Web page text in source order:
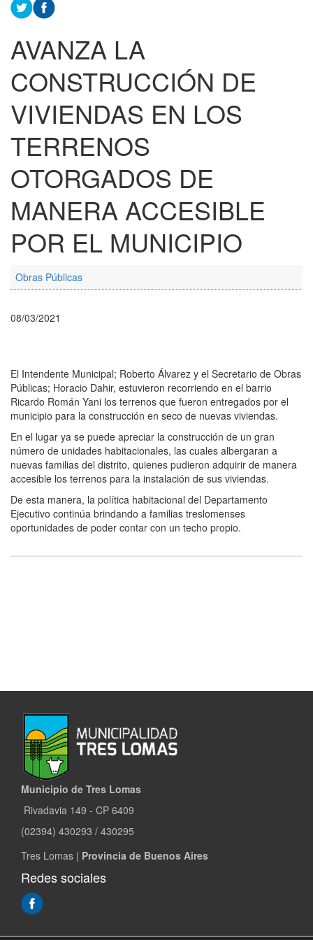
AVANZA LA
CONSTRUCCIÓN DE
VIVIENDAS EN LOS
TERRENOS
OTORGADOS DE
MANERA ACCESIBLE
POR EL MUNICIPIO
Obras Públicas
08/03/2021
El Intendente Municipal; Roberto Álvarez y el Secretario de Obras
Públicas; Horacio Dahir, estuvieron recorriendo en el barrio
Ricardo Román Yani los terrenos que fueron entregados por el
municipio para la construcción en seco de nuevas viviendas.
En el lugar ya se puede apreciar la construcción de un gran
número de unidades habitacionales, las cuales albergaran a
nuevas familias del distrito, quienes pudieron adquirir de manera
accesible los terrenos para la instalación de sus viviendas.
De esta manera, la política habitacional del Departamento
Ejecutivo continúa brindando a familias treslomenses
oportunidades de poder contar con un techo propio.
Municipio de Tres Lomas
Rivadavia 149 - CP 6409
(02394) 430293 / 430295
Tres Lomas | Provincia de Buenos Aires
Redes sociales